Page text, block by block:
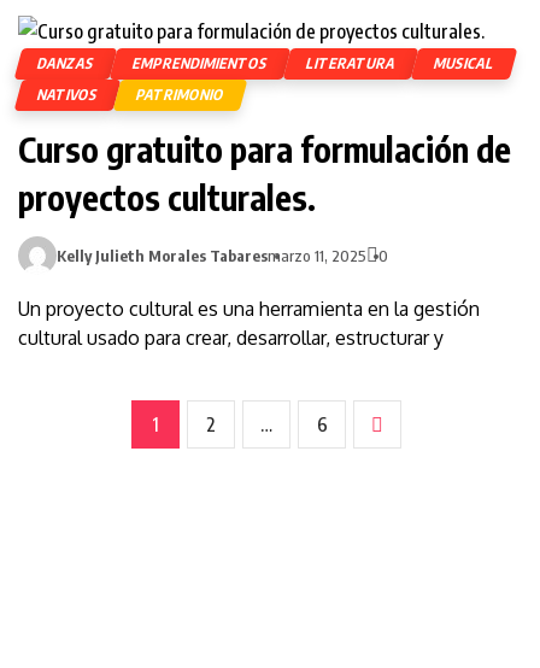
DANZAS EMPRENDIMIENTOS LITERATURA
MUSICAL
NATIVOS
PATRIMONIO
Curso gratuito para formulación de
proyectos culturales.
Kelly Julieth Morales Tabaresmarzo 11, 2025 0
Un proyecto cultural es una herramienta en la gestión
cultural usado para crear, desarrollar, estructurar y
1 2 … 6